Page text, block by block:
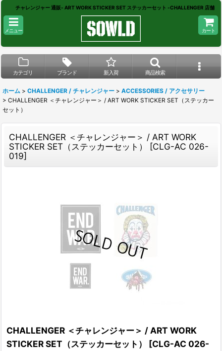
チャレンジャー 通販- ART WORK STICKER SET ステッカーセット -CHALLENGER 店舗
メニュー カート
カテゴリ ブランド 新入荷 商品検索
ホーム > CHALLENGER / チャレンジャー > ACCESSORIES / アクセサリー
> CHALLENGER ＜チャレンジャー＞ / ART WORK STICKER SET（ステッカー
セット）
CHALLENGER ＜チャレンジャー＞ / ART WORK
STICKER SET（ステッカーセット）
[CLG-AC 026-
019]
CHALLENGER ＜チャレンジャー＞ / ART WORK
STICKER SET（ステッカーセット）
[CLG-AC 026-